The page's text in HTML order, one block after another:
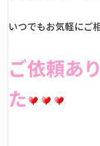
いつでもお気軽にご
ご依頼あ
た